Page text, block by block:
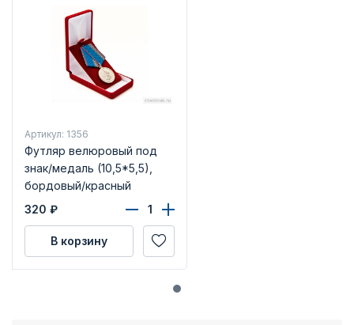
Артикул: 1356
Футляр велюровый под
знак/медаль (10,5*5,5),
бордовый/красный
320 ₽
В корзину